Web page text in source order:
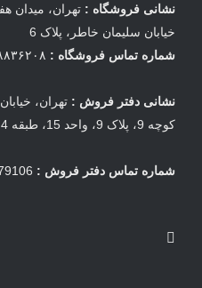
نشانی فروشگاه : تهران، میدان
خیابان سلیمان خاطر، پلاک 6
شماره تماس فروشگاه :
نشانی دفتر فروش : تهران،
کوچه 9، پلاک 9، واحد 15، طبقه 4
شماره تماس دفتر فروش :